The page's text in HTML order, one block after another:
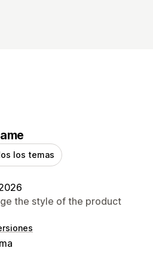
los temas
the style of the product